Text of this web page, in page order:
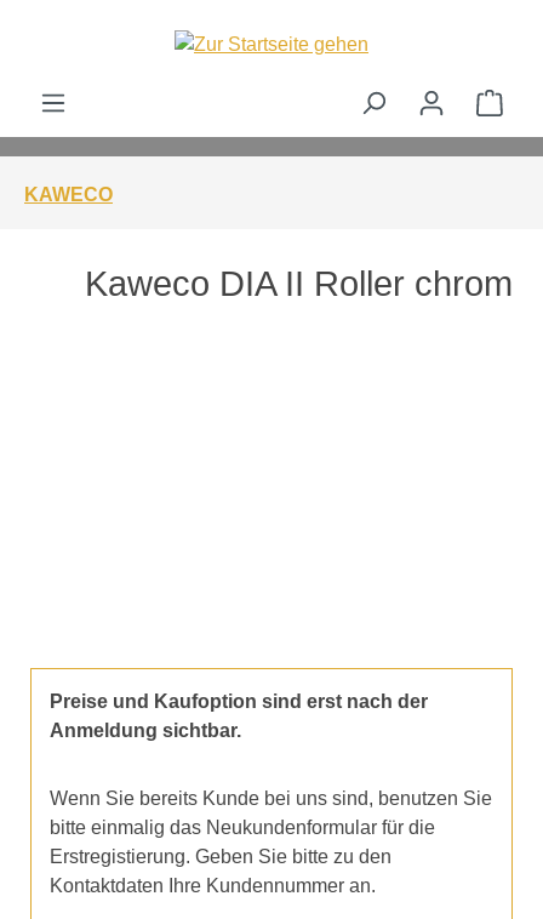
KAWECO
Kaweco DIA II Roller chrom
Preise und Kaufoption sind erst nach der
Anmeldung sichtbar.
Wenn Sie bereits Kunde bei uns sind, benutzen Sie
bitte einmalig das Neukundenformular für die
Erstregistierung. Geben Sie bitte zu den
Kontaktdaten Ihre Kundennummer an.